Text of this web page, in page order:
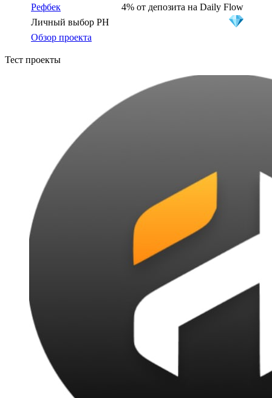
Рефбек
4% от депозита на Daily Flow
Личный выбор PH
Обзор проекта
Тест проекты